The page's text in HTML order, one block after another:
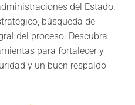
del Estado.
búsqueda de
del proceso. Descubra
para fortalecer y
y un buen respaldo